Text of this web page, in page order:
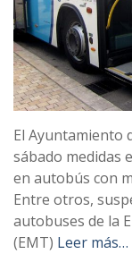
El Ayuntamiento
sábado medidas
en autobús con
Entre otros,
autobuses de la
(EMT) Leer más…